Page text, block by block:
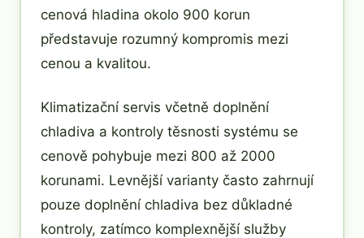
cenová hladina okolo 900 korun
představuje rozumný kompromis mezi
cenou a kvalitou.
Klimatizační servis včetně doplnění
chladiva a kontroly těsnosti systému se
cenově pohybuje mezi 800 až 2000
korunami. Levnější varianty často zahrnují
pouze doplnění chladiva bez důkladné
kontroly, zatímco komplexnější služby